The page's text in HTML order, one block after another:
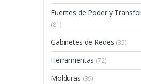
Fuentes de Poder y
(81)
Gabinetes de Redes (35)
Herramientas (72)
Molduras (39)